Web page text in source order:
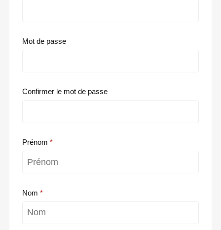
Mot de passe
Confirmer le mot de passe
Prénom
Nom